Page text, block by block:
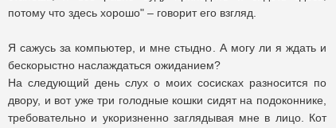
потому что здесь хорошо" – говорит его взгляд.
Я сажусь за компьютер, и мне стыдно. А могу ли я ждать и
бескорыстно наслаждаться ожиданием?
На следующий день слух о моих сосисках разносится по
двору, и вот уже три голодные кошки сидят на подоконнике,
требовательно и укоризненно заглядывая мне в лицо. Кот